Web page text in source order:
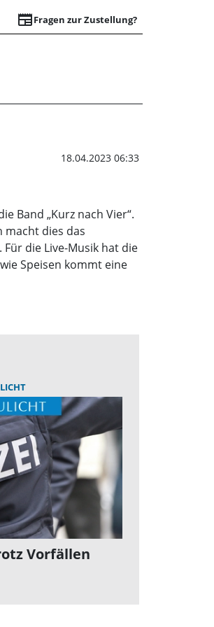
newspaperFragen zur Zustellung?
in den Mai |
18.04.2023 06:33
Band „Kurz nach Vier“.
macht dies das
die Live-Musik hat die
Speisen kommt eine
Vorfällen